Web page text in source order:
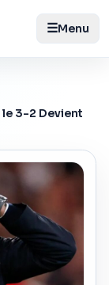
☰Menu
le 3-2 Devient